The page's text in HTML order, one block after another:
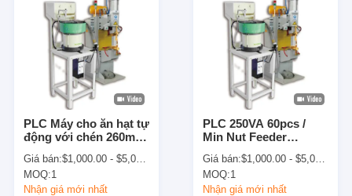
PLC Máy cho ăn hạt tự
động với chén 260mm
Giá bán:$1,000.00 - $5,000.00
MOQ:1
Nhận giá mới nhất
PLC 250VA 60pcs /
Min Nut Feeder
điểm chiếu
Giá bán:$1,000.00 - $5,000.00
MOQ:1
Nhận giá mới nhất